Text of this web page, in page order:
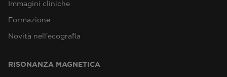
Immagini cliniche
Formazione
Novità nell'ecografia
RISONANZA MAGNETICA